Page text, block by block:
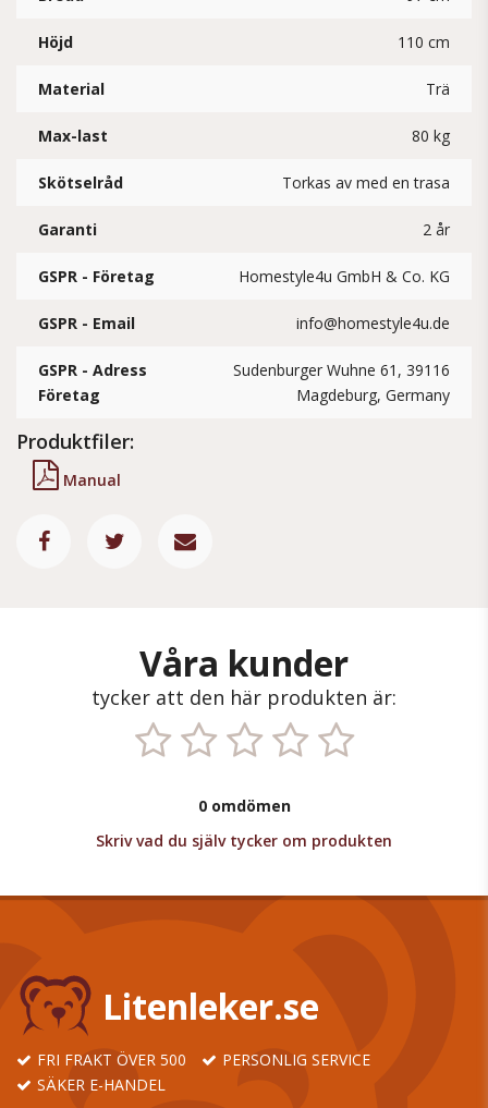
Höjd 110 cm
Material Trä
Max-last 80 kg
Skötselråd Torkas av med en trasa
Garanti 2 år
GSPR - Företag Homestyle4u GmbH & Co. KG
GSPR - Email info@homestyle4u.de
GSPR - Adress
Företag
Sudenburger Wuhne 61, 39116
Magdeburg, Germany
Produktfiler:
Manual
Våra kunder
tycker att den här produkten är:
0 omdömen
Skriv vad du själv tycker om produkten
Litenleker.se
FRI FRAKT ÖVER 500
PERSONLIG SERVICE
SÄKER E-HANDEL